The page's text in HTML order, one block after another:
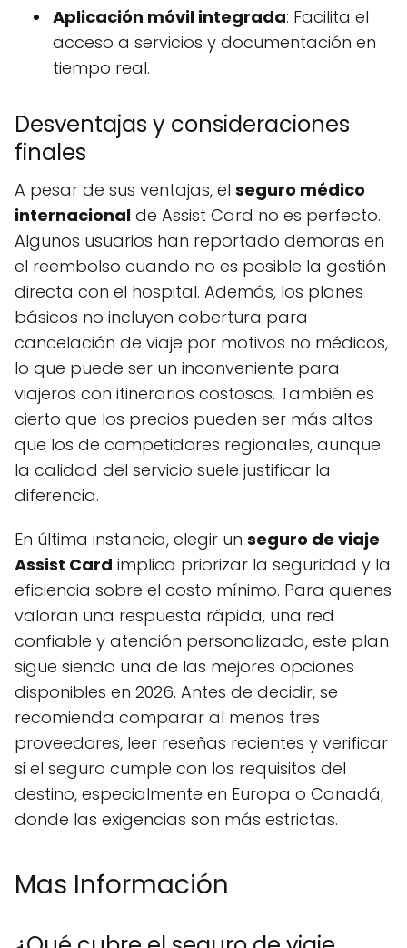
Aplicación móvil integrada: Facilita el
acceso a servicios y documentación en
tiempo real.
Desventajas y consideraciones
finales
A pesar de sus ventajas, el seguro médico
internacional de Assist Card no es perfecto.
Algunos usuarios han reportado demoras en
el reembolso cuando no es posible la gestión
directa con el hospital. Además, los planes
básicos no incluyen cobertura para
cancelación de viaje por motivos no médicos,
lo que puede ser un inconveniente para
viajeros con itinerarios costosos. También es
cierto que los precios pueden ser más altos
que los de competidores regionales, aunque
la calidad del servicio suele justificar la
diferencia.
En última instancia, elegir un seguro de viaje
Assist Card implica priorizar la seguridad y la
eficiencia sobre el costo mínimo. Para quienes
valoran una respuesta rápida, una red
confiable y atención personalizada, este plan
sigue siendo una de las mejores opciones
disponibles en 2026. Antes de decidir, se
recomienda comparar al menos tres
proveedores, leer reseñas recientes y verificar
si el seguro cumple con los requisitos del
destino, especialmente en Europa o Canadá,
donde las exigencias son más estrictas.
Mas Información